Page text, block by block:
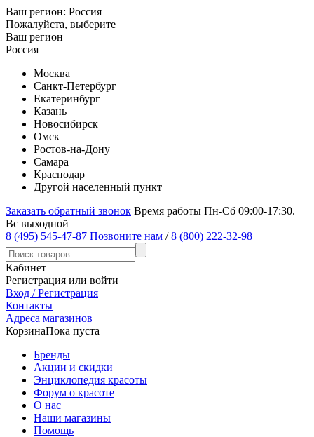
Ваш регион: Россия
Пожалуйста, выберите
Ваш регион
Россия
Москва
Санкт-Петербург
Екатеринбург
Казань
Новосибирск
Омск
Ростов-на-Дону
Самара
Краснодар
Другой населенный пункт
Заказать обратный звонок Время работы Пн-Сб 09:00-17:30.
Вс выходной
8 (495) 545-47-87 Позвоните нам / 8 (800) 222-32-98
Кабинет
Регистрация или войти
Вход / Регистрация
Контакты
Адреса магазинов
КорзинаПока пуста
Бренды
Акции и скидки
Энциклопедия красоты
Форум о красоте
О нас
Наши магазины
Помощь